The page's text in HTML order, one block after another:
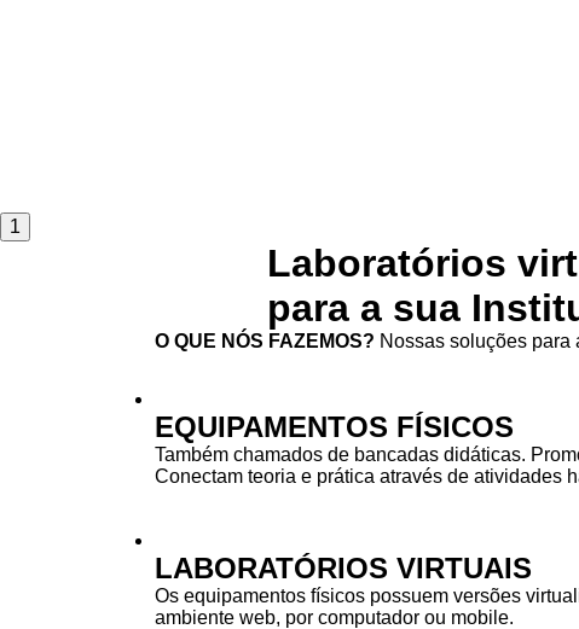
1
Laboratórios
para a sua
O QUE NÓS FAZEMOS? Nossas soluções para
EQUIPAMENTOS FÍSICOS
Também chamados de bancadas didáticas.
Conectam teoria e prática através de atividades
LABORATÓRIOS VIRTUAIS
Os equipamentos físicos possuem versões
ambiente web, por computador ou mobile.